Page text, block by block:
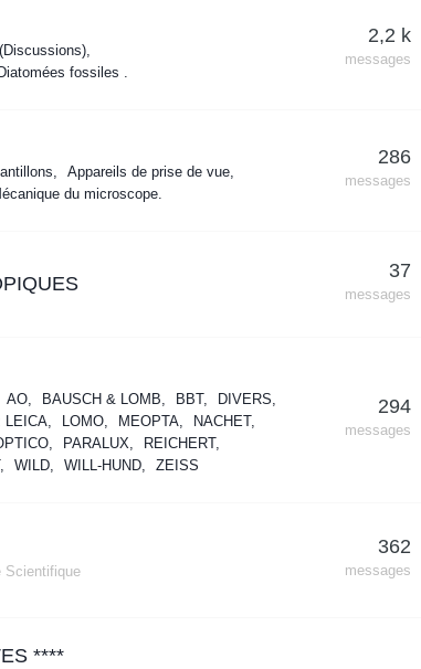
Diatomées fossiles .
2,2 k
messages
Appareils de prise de vue
du microscope.
286
messages
37
messages
AO BAUSCH & LOMB BBT
DIVERS
LEICA LOMO MEOPTA
NACHET
PARALUX
REICHERT
WILD WILL-HUND ZEISS
294
messages
Scientifique
362
messages
****